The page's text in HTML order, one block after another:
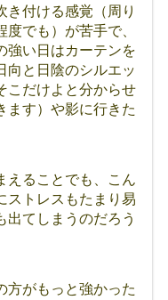
き付ける感覚（周り
でも）が苦手で、
強い日はカーテンを
向と日陰のシルエッ
こだけよと分からせ
ます）や影に行きた
えることでも、こん
ストレスもたまり易
出てしまうのだろう
方がもっと強かった